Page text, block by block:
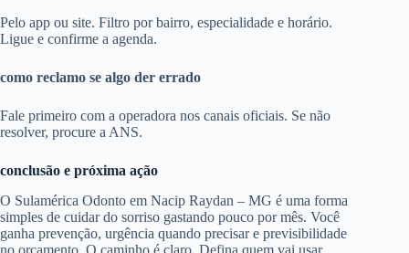
Pelo app ou site. Filtro por bairro, especialidade e horário.
Ligue e confirme a agenda.
como reclamo se algo der errado
Fale primeiro com a operadora nos canais oficiais. Se não
resolver, procure a ANS.
conclusão e próxima ação
O Sulamérica Odonto em Nacip Raydan – MG é uma forma
simples de cuidar do sorriso gastando pouco por mês. Você
ganha prevenção, urgência quando precisar e previsibilidade
no orçamento. O caminho é claro. Defina quem vai usar.